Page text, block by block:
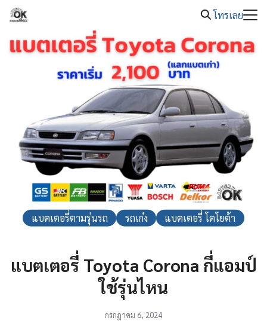
Skip
content
แบตเตอรี่รถยนต์หมด โทร. 089-326-2221
20.00
โทรเลย
for:
แบตเตอรี่ตามรุ่นรถ รถเก๋ง แบตเตอรี่ โตโยต้า
แบตเตอรี่ Toyota Corona กี่แอมป์
ใช้รุ่นไหน
กรกฎาคม 6, 2024